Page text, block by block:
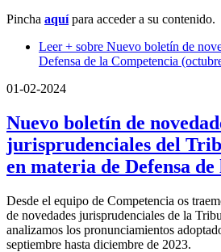
Pincha aquípara acceder a su contenido.
Leer + sobre Nuevo boletín de
Defensa de la Competencia
01-02-2024
Nuevo boletín de
jurisprudenciales del
en materia de Defensa
Desde el equipo de Competencia os
de novedades jurisprudenciales de la
analizamos los pronunciamientos
septiembre hasta diciembre de 2023.